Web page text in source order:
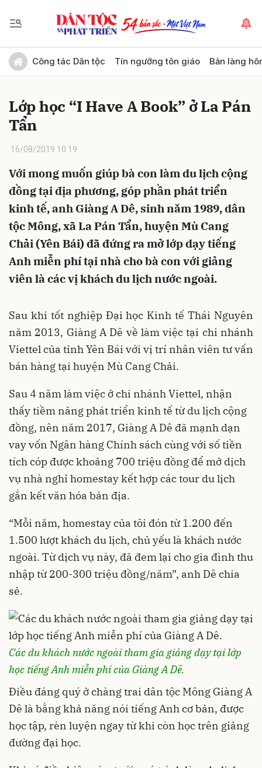
Công tác Dân tộc Tín ngưỡng tôn giáo Bản làng
Lớp học “I Have A Book” ở La Pán
Tẩn
16/08/2019 10:19
Với mong muốn giúp bà con làm du lịch cộng
đồng tại địa phương, góp phần phát triển
kinh tế, anh Giàng A Dê, sinh năm 1989, dân
tộc Mông, xã La Pán Tẩn, huyện Mù Cang
Chải (Yên Bái) đã đứng ra mở lớp dạy tiếng
Anh miễn phí tại nhà cho bà con với giảng
viên là các vị khách du lịch nước ngoài.
Sau khi tốt nghiệp Đại học Kinh tế Thái Nguyên
năm 2013, Giàng A Dê về làm việc tại chi nhánh
Viettel của tỉnh Yên Bái với vị trí nhân viên tư vấn
bán hàng tại huyện Mù Cang Chải.
Sau 4 năm làm việc ở chi nhánh Viettel, nhận
thấy tiềm năng phát triển kinh tế từ du lịch cộng
đồng, nên năm 2017, Giàng A Dê đã mạnh dạn
vay vốn Ngân hàng Chính sách cùng với số tiền
tích cóp được khoảng 700 triệu đồng để mở dịch
vụ nhà nghỉ homestay kết hợp các tour du lịch
gắn kết văn hóa bản địa.
“Mỗi năm, homestay của tôi đón từ 1.200 đến
1.500 lượt khách du lịch, chủ yếu là khách nước
ngoài. Từ dịch vụ này, đã đem lại cho gia đình thu
nhập từ 200-300 triệu đồng/năm”, anh Dê chia
sẻ.
Các du khách nước ngoài tham gia giảng dạy tại lớp
học tiếng Anh miễn phí của Giàng A Dê.
Điều đáng quý ở chàng trai dân tộc Mông Giàng A
Dê là bằng khả năng nói tiếng Anh cơ bản, được
học tập, rèn luyện ngay từ khi còn học trên giảng
đường đại học.
Gửi bình luận
Hủy Gửi